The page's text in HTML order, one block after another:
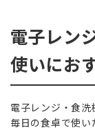
電子レン
使いにお
電子レンジ・食
毎日の食卓で使い